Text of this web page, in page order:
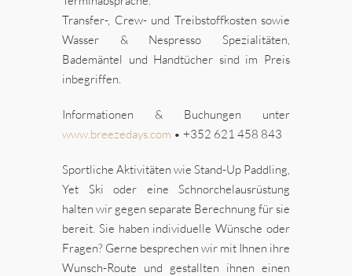
Transfer-, Crew- und Treibstoffkosten sowie
Wasser & Nespresso Spezialitäten,
Bademäntel und Handtücher sind im Preis
inbegriffen.
Informationen & Buchungen unter
www.breezedays.com • +352 621 458 843
Sportliche Aktivitäten wie Stand-Up Paddling,
Yet Ski oder eine Schnorchelausrüstung
halten wir gegen separate Berechnung für sie
bereit. Sie haben individuelle Wünsche oder
Fragen? Gerne besprechen wir mit Ihnen ihre
Wunsch-Route und gestallten ihnen einen